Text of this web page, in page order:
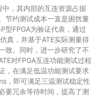
中，其内部的互连资源占据
节约测试成本一直是困扰量
型FPGA为验证代表，通过
真，并基于ATE实际测量得
致。同时，进一步研究了不
对FPGA互连功能测试过程
，在满足低温功能测试要求
，即可满足三温测试稳定性
要冗余等待时间，提高了测